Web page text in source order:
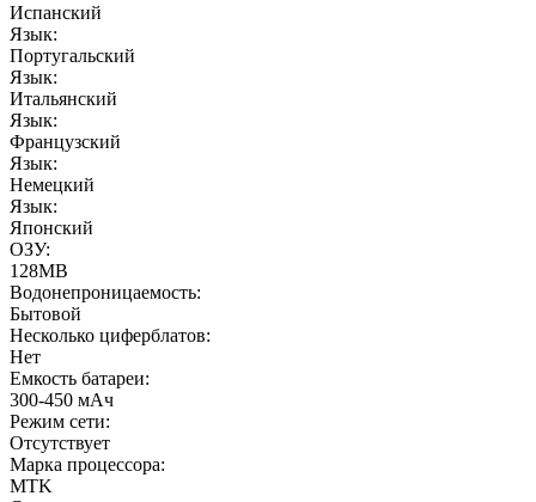
Испанский
Язык:
Португальский
Язык:
Итальянский
Язык:
Французский
Язык:
Немецкий
Язык:
Японский
ОЗУ:
128MB
Водонепроницаемость:
Бытовой
Несколько циферблатов:
Нет
Емкость батареи:
300-450 мАч
Режим сети:
Отсутствует
Марка процессора:
MTK